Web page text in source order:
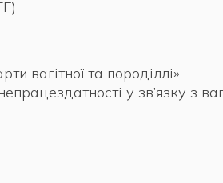
вагітної та породіллі»
у зв’язку з